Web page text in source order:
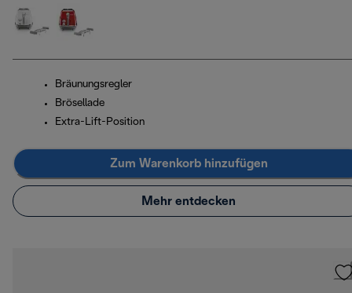
Bräunungsregler
Brösellade
Extra-Lift-Position
Zum Warenkorb hinzufügen
Mehr entdecken